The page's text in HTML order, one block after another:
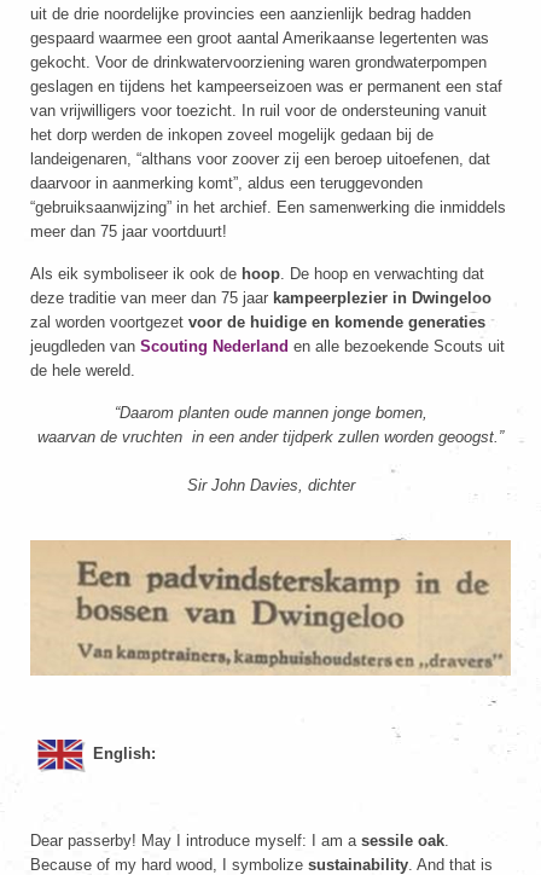
uit de drie noordelijke provincies een aanzienlijk bedrag hadden
gespaard waarmee een groot aantal Amerikaanse legertenten was
gekocht. Voor de drinkwatervoorziening waren grondwaterpompen
geslagen en tijdens het kampeerseizoen was er permanent een staf
van vrijwilligers voor toezicht. In ruil voor de ondersteuning vanuit
het dorp werden de inkopen zoveel mogelijk gedaan bij de
landeigenaren, “althans voor zoover zij een beroep uitoefenen, dat
daarvoor in aanmerking komt”, aldus een teruggevonden
“gebruiksaanwijzing” in het archief. Een samenwerking die inmiddels
meer dan 75 jaar voortduurt!
Als eik symboliseer ik ook de hoop. De hoop en verwachting dat
deze traditie van meer dan 75 jaar kampeerplezier in Dwingeloo
zal worden voortgezet voor de huidige en komende generaties
jeugdleden van Scouting Nederland en alle bezoekende Scouts uit
de hele wereld.
“Daarom planten oude mannen jonge bomen,
waarvan de vruchten in een ander tijdperk zullen worden geoogst.”
Sir John Davies, dichter
English:
Dear passerby! May I introduce myself: I am a sessile oak.
Because of my hard wood, I symbolize sustainability. And that is